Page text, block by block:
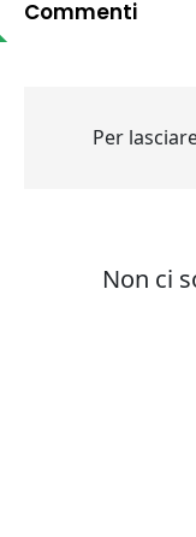
Commenti